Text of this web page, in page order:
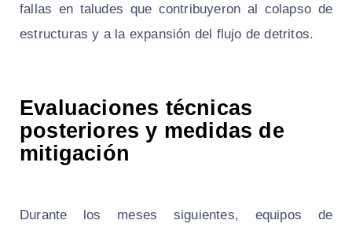
fallas en taludes que contribuyeron al colapso de
estructuras y a la expansión del flujo de detritos.
Evaluaciones técnicas
posteriores y medidas de
mitigación
Durante los meses siguientes, equipos de